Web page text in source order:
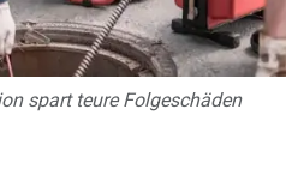
spart teure Folgeschäden